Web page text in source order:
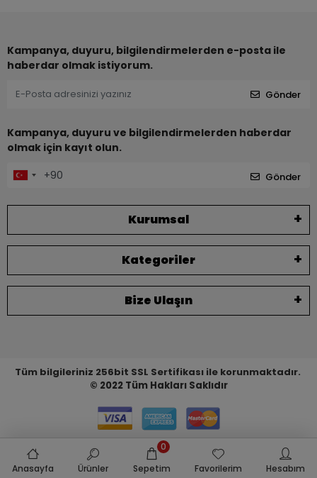
Kampanya, duyuru, bilgilendirmelerden e-posta ile
haberdar olmak istiyorum.
Gönder
Kampanya, duyuru ve bilgilendirmelerden haberdar
olmak için kayıt olun.
Gönder
Kurumsal
Kategoriler
Bize Ulaşın
Tüm bilgileriniz 256bit SSL Sertifikası ile korunmaktadır.
© 2022 Tüm Hakları Saklıdır
Anasayfa Ürünler Sepetim
0
Favorilerim
Hesabım